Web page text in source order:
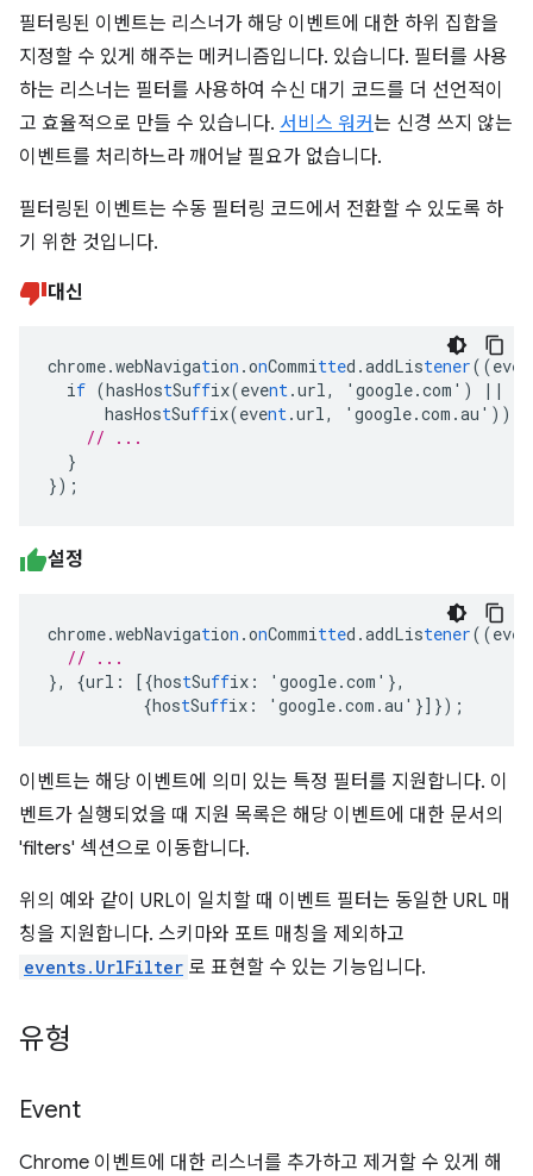
필터링된 이벤트는 리스너가 해당 이벤트에 대한 하위 집합을
지정할 수 있게 해주는 메커니즘입니다. 있습니다. 필터를 사용
하는 리스너는 필터를 사용하여 수신 대기 코드를 더 선언적이
고 효율적으로 만들 수 있습니다. 서비스 워커는 신경 쓰지 않는
이벤트를 처리하느라 깨어날 필요가 없습니다.
필터링된 이벤트는 수동 필터링 코드에서 전환할 수 있도록 하
기 위한 것입니다.
대신
chrome.webNavigation .onCommitted.addListener((eve
if (hasHostSuffix(event.url, 'google.com')
||
hasHostSuffix(event.url, 'google.com.au'))
// ...
}
});
설정
chrome.webNavigation .onCommitted.addListener((eve
// ...
},
{url : [{hostSuffix : 'google.com' },
{hostSuffix : 'google.com.au' }]});
이벤트는 해당 이벤트에 의미 있는 특정 필터를 지원합니다. 이
벤트가 실행되었을 때 지원 목록은 해당 이벤트에 대한 문서의
'filters' 섹션으로 이동합니다.
위의 예와 같이 URL이 일치할 때 이벤트 필터는 동일한 URL 매
칭을 지원합니다. 스키마와 포트 매칭을 제외하고
events.UrlFilter 로 표현할 수 있는 기능입니다.
유형
Event
Chrome 이벤트에 대한 리스너를 추가하고 제거할 수 있게 해